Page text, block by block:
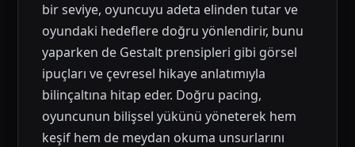
bir seviye, oyuncuyu adeta elinden tutar ve
oyundaki hedeflere doğru yönlendirir, bunu
yaparken de Gestalt prensipleri gibi görsel
ipuçları ve çevresel hikaye anlatımıyla
bilinçaltına hitap eder. Doğru pacing,
oyuncunun bilişsel yükünü yöneterek hem
keşif hem de meydan okuma unsurlarını